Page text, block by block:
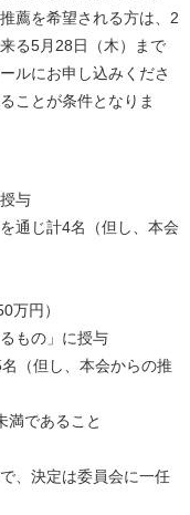
薦を希望される方は、2
る5月28日（木）まで
ルにお申し込みくださ
ことが条件となりま
与
通じ計4名（但し、本会
万円）
もの」に授与
（但し、本会からの推
であること
、決定は委員会に一任